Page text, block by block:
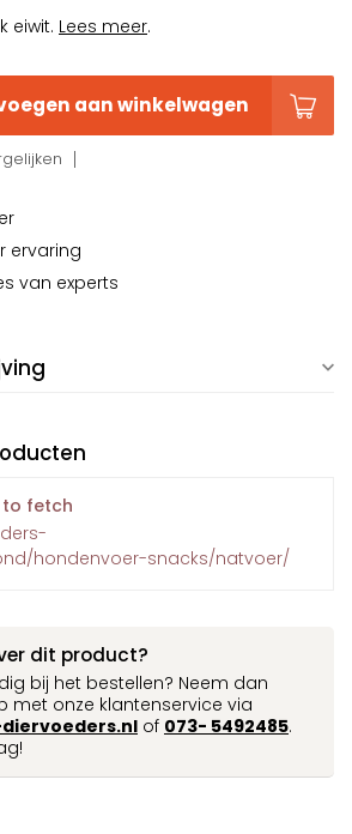
eiwit. Lees meer.
aan winkelwagen
ervaring
van experts
to fetch
hondenvoer-snacks/natvoer/
dit product?
bij het bestellen? Neem dan
met onze klantenservice via
of 073- 5492485.